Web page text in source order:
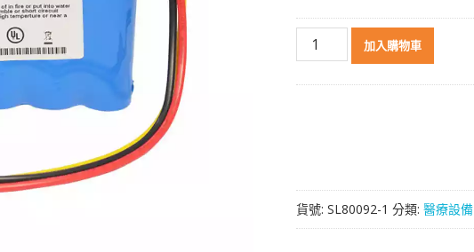
COSMED
Pony
FXDesktop,GP450LAH4BMXE
加入購物車
貨號: SL80092-1 分類: 醫療設